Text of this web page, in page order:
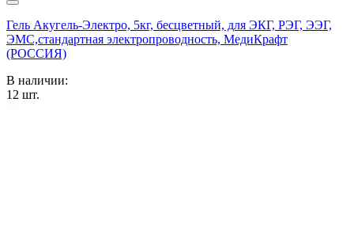
Гель Акугель-Электро, 5кг, бесцветный, для ЭКГ, РЭГ, ЭЭГ,
ЭМС,стандартная электропроводность, МедиКрафт
(РОССИЯ)
В наличии:
12 шт.